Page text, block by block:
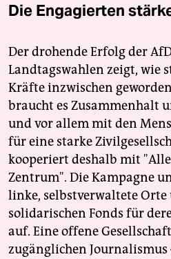
Die Engagierten
Der drohende Erfolg der
Landtagswahlen zeigt, wie
Kräfte inzwischen
braucht es Zusammenhalt
und vor allem mit den
für eine starke
kooperiert deshalb mit
Zentrum". Die Kampagne
linke, selbstverwaltete
solidarischen Fonds für
auf. Eine offene
zugänglichen Journalismus